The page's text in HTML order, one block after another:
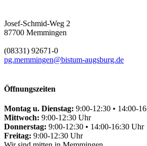
Josef-Schmid-Weg 2
87700 Memmingen
(08331) 92671-0
pg.memmingen@bistum-augsburg.de
Öffnungszeiten
Montag u. Dienstag: 9:00-12:30 • 14:00-
Mittwoch: 9:00-12:30 Uhr
Donnerstag: 9:00-12:30 • 14:00-16:30 Uhr
Freitag: 9:00-12:30 Uhr